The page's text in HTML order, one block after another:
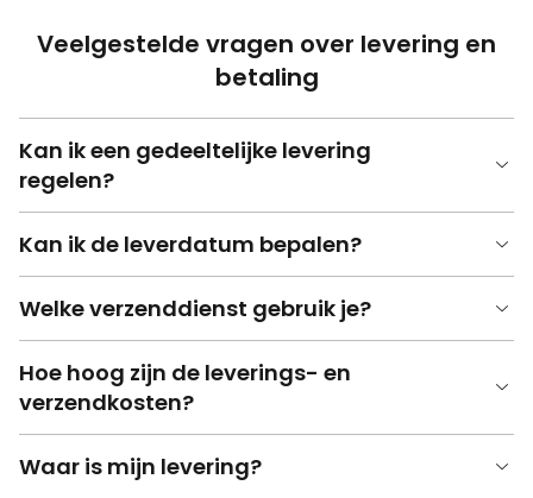
Veelgestelde vragen over levering en
betaling
Kan ik een gedeeltelijke levering
regelen?
Kan ik de leverdatum bepalen?
Welke verzenddienst gebruik je?
Hoe hoog zijn de leverings- en
verzendkosten?
Waar is mijn levering?